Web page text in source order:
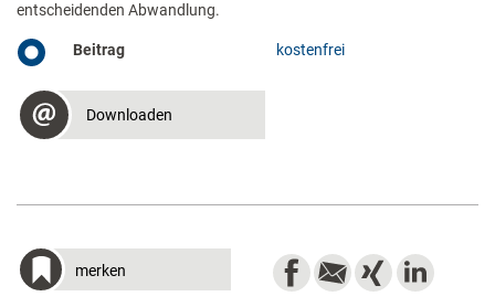
entscheidenden Abwandlung.
Beitrag kostenfrei
Downloaden
merken